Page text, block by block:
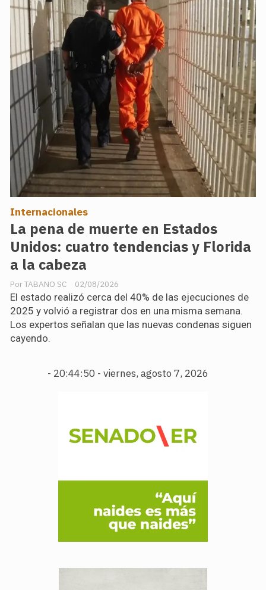
La pena de muerte en Estados
Unidos: cuatro tendencias y Florida
a la cabeza
TABANO SC
Internacionales
02/08/2026
El estado realizó cerca del 40% de las ejecuciones de
2025 y volvió a registrar dos en una misma semana.
Los expertos señalan que las nuevas condenas siguen
cayendo.
- 20:44:52 - viernes, agosto 7, 2026